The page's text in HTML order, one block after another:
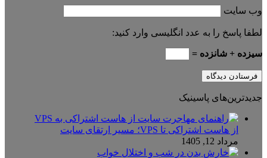
وب‌ سایت
لطفا پاسخ را به عدد انگلیسی وارد کنید:
سیزده + شانزده =
جدیدترین‌های پاسینیک
از هاست اشتراکی تا VPS؛ مسیر ارتقای سایت
مرداد 12, 1405